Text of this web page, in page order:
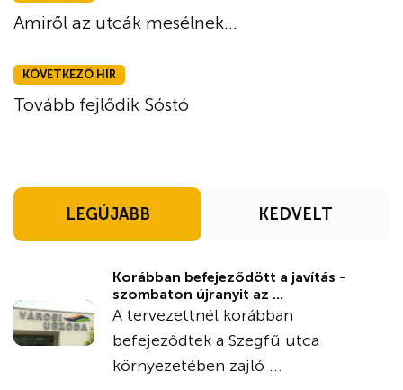
Amiről az utcák mesélnek...
KÖVETKEZŐ HÍR
Tovább fejlődik Sóstó
LEGÚJABB KEDVELT
Korábban befejeződött a javítás -
szombaton újranyit az ...
A tervezettnél korábban
befejeződtek a Szegfű utca
környezetében zajló ...